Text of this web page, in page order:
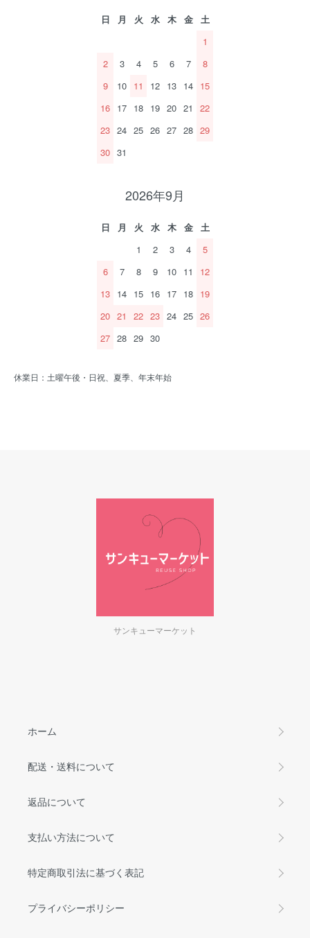
日 月 火 水 木 金
土
1
2
3 4 5 6 7
8
9
10 11 12 13 14 15
16 17 18 19 20 21
22
23 24 25 26 27 28 29
30 31
2026年9月
日 月 火 水 木 金
土
1
2 3 4
5
6
7 8 9 10 11
12
13 14 15 16 17 18 19
20 21 22 23 24 25 26
27 28 29 30
休業日：土曜午後・日祝、夏季、年末年始
サンキューマーケット
ホーム
配送・送料について
返品について
支払い方法について
特定商取引法に基づく表記
プライバシーポリシー